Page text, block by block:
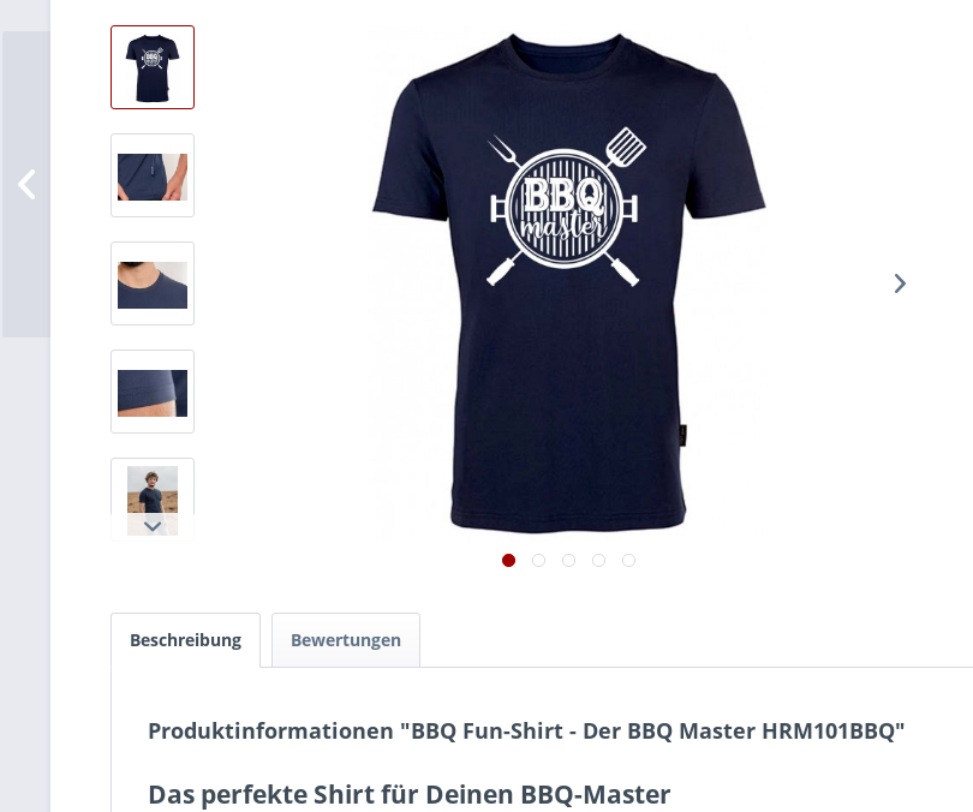
Beschreibung Bewertungen
Produktinformationen "BBQ Fun-Shirt - Der BBQ Master HRM101BBQ"
Das perfekte Shirt für Deinen BBQ-Master